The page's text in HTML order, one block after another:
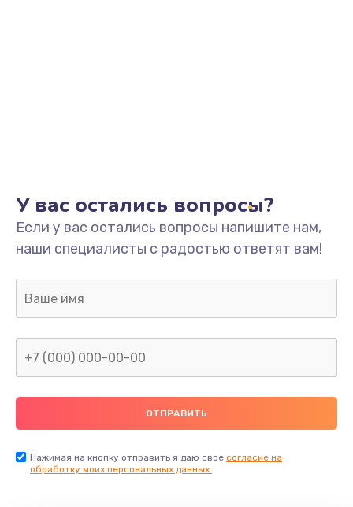
У вас остались вопросы?
Если у вас остались вопросы напишите нам,
наши специалисты с радостью ответят вам!
Нажимая на кнопку отправить я даю свое согласие на
обработку моих персональных данных.